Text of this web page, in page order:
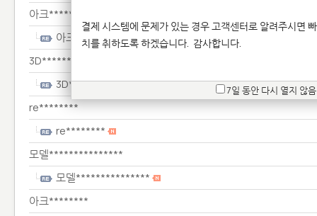
아크********
아크********
3D******************
3D******************
re********
re********
모델***************
모델***************
아크********
결제 시스템에 문제가 있는 경우 고객센터로 알려주시면
치를 취하도록 하겠습니다. 감사합니다.
7일 동안 다시 열지 않음